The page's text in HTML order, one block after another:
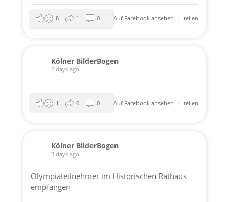
Auf Facebook ansehen · teilen
8 1 0
Kölner BilderBogen
2 days ago
Auf Facebook ansehen · teilen
1 0 0
Kölner BilderBogen
3 days ago
Olympiateilnehmer im Historischen Rathaus
empfangen